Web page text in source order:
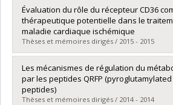
Diplômé(e) :Ménard, Liliane
Cycle :Maîtrise
Diplôme obtenu : M. Sc.
Lien vers le document dans Papyrus
Évaluation du rôle du récepteur CD36
thérapeutique potentielle dans le
maladie cardiaque ischémique
Thèses et mémoires dirigés / 2015 - 2015
Diplômé(e) :Lafrenière Bessi, Valérie
Cycle : Doctorat
Diplôme obtenu :
Lien vers le document dans Papyrus
Les mécanismes de régulation du
par les peptides QRFP (pyroglutamylated
peptides)
Thèses et mémoires dirigés / 2014 - 2014